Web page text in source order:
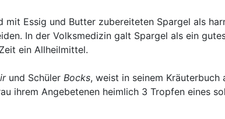
mit Essig und Butter zubereiteten Spargel als
In der Volksmedizin galt Spargel als ein
ein Allheilmittel.
und Schüler Bocks, weist in seinem
ihrem Angebetenen heimlich 3 Tropfen eines